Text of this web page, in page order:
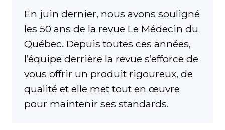
En juin dernier, nous avons souligné
les 50 ans de la revue Le Médecin du
Québec. Depuis toutes ces années,
l’équipe derrière la revue s’efforce de
vous offrir un produit rigoureux, de
qualité et elle met tout en œuvre
pour maintenir ses standards.